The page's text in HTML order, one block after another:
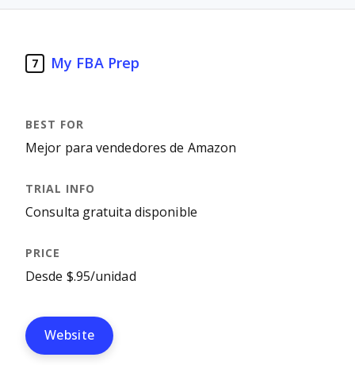
7 My FBA Prep
Mejor para vendedores de Amazon
Consulta gratuita disponible
Desde $.95/unidad
Website